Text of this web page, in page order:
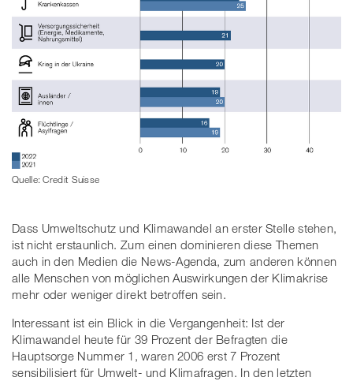
Quelle: Credit Suisse
Dass Umweltschutz und Klimawandel an erster Stelle stehen,
ist nicht erstaunlich. Zum einen dominieren diese Themen
auch in den Medien die News-Agenda, zum anderen können
alle Menschen von möglichen Auswirkungen der Klimakrise
mehr oder weniger direkt betroffen sein.
Interessant ist ein Blick in die Vergangenheit: Ist der
Klimawandel heute für 39 Prozent der Befragten die
Hauptsorge Nummer 1, waren 2006 erst 7 Prozent
sensibilisiert für Umwelt- und Klimafragen. In den letzten